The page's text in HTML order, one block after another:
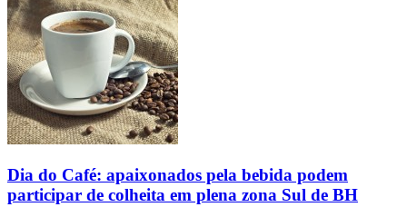
Dia do Café: apaixonados pela bebida podem
participar de colheita em plena zona Sul de BH